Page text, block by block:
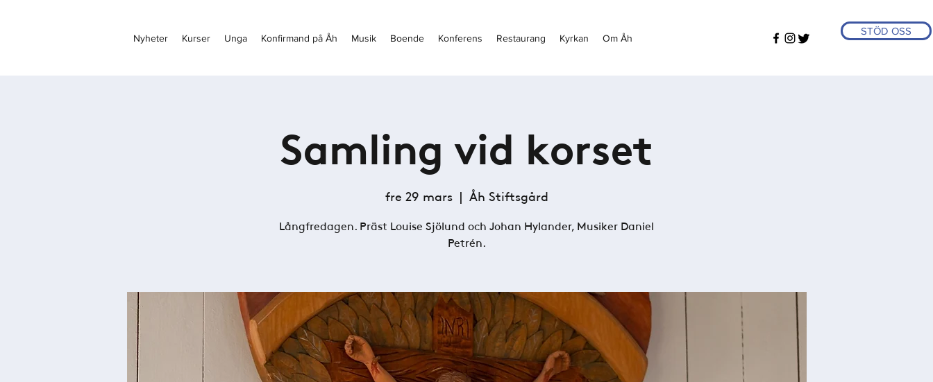
STÖD OSS
Nyheter Kurser Unga Konfirmand på Åh Musik Boende Konferens Restaurang Kyrkan Om Åh
Samling vid korset
fre 29 mars
  |
Åh Stiftsgård
Långfredagen. Präst Louise Sjölund och Johan Hylander, Musiker Daniel
Petrén.